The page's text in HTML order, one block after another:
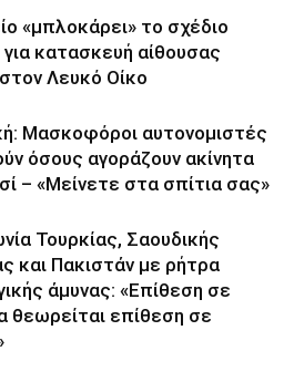
«μπλοκάρει» το σχέδιο
κατασκευή αίθουσας
Λευκό Οίκο
Μασκοφόροι αυτονομιστές
όσους αγοράζουν ακίνητα
– «Μείνετε στα σπίτια σας»
Τουρκίας, Σαουδικής
και Πακιστάν με ρήτρα
άμυνας: «Επίθεση σε
θεωρείται επίθεση σε